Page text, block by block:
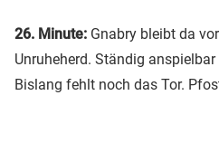
26. Minute: Gnabry bleibt da
Unruheherd. Ständig
Bislang fehlt noch das Tor.